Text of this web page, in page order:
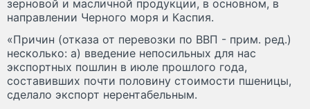
зерновой и масличной продукции, в основном, в
направлении Черного моря и Каспия.
«Причин (отказа от перевозки по ВВП - прим. ред.)
несколько: а) введение непосильных для нас
экспортных пошлин в июле прошлого года,
составивших почти половину стоимости пшеницы,
сделало экспорт нерентабельным.